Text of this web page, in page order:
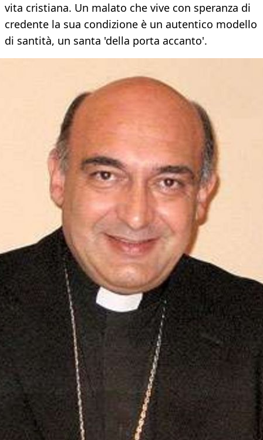
vita cristiana. Un malato che vive con speranza di
credente la sua condizione è un autentico modello
di santità, un santa 'della porta accanto'.